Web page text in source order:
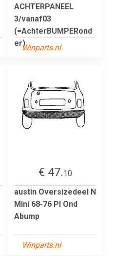
ACHTERPANEEL
3/vanaf03
(=AchterBUMPERond
er)Winparts.nl
€ 47.10
austin Oversizedeel N
Mini 68-76 Pl Ond
Abump
Winparts.nl